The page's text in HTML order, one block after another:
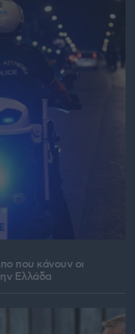
που κάνουν οι
Ελλάδα